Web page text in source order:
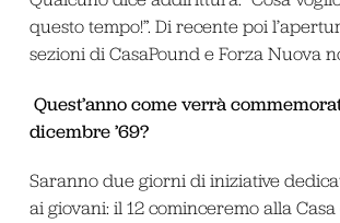
questo tempo!”. Di recente poi
sezioni di CasaPound e Forza Nuova
Quest’anno come verrà
dicembre ’69?
Saranno due giorni di iniziative
ai giovani: il 12 cominceremo alla